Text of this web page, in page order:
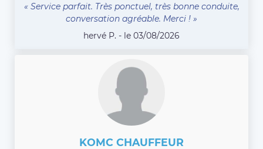
« Service parfait. Très ponctuel, très bonne conduite,
conversation agréable. Merci ! »
hervé P. - le 03/08/2026
KOMC CHAUFFEUR